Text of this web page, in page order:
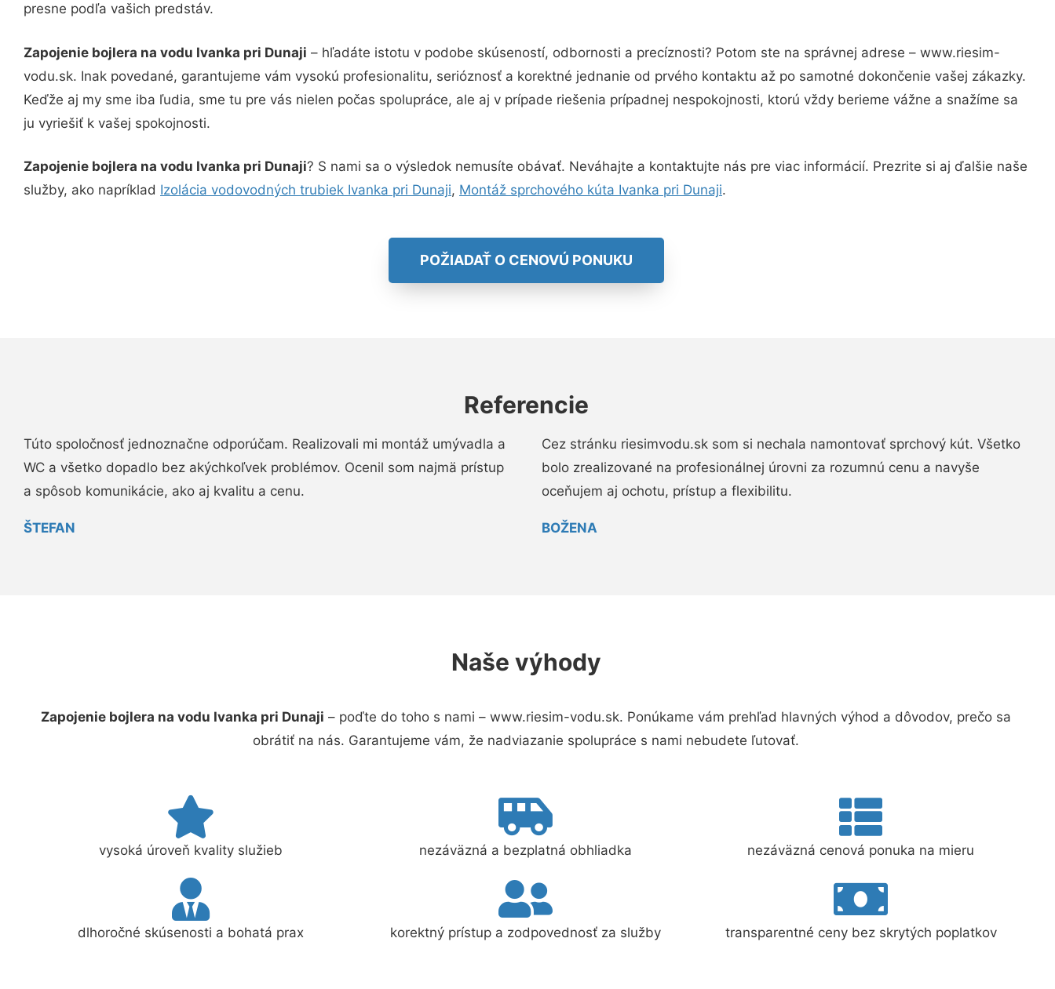
presne podľa vašich predstáv.
Zapojenie bojlera na vodu Ivanka pri Dunaji – hľadáte istotu v podobe skúseností, odbornosti a precíznosti? Potom ste na správnej adrese – www.riesim-
vodu.sk. Inak povedané, garantujeme vám vysokú profesionalitu, serióznosť a korektné jednanie od prvého kontaktu až po samotné dokončenie vašej zákazky.
Keďže aj my sme iba ľudia, sme tu pre vás nielen počas spolupráce, ale aj v prípade riešenia prípadnej nespokojnosti, ktorú vždy berieme vážne a snažíme sa
ju vyriešiť k vašej spokojnosti.
Zapojenie bojlera na vodu Ivanka pri Dunaji? S nami sa o výsledok nemusíte obávať. Neváhajte a kontaktujte nás pre viac informácií. Prezrite si aj ďalšie naše
služby, ako napríklad Izolácia vodovodných trubiek Ivanka pri Dunaji, Montáž sprchového kúta Ivanka pri Dunaji.
POŽIADAŤ O CENOVÚ PONUKU
Referencie
Túto spoločnosť jednoznačne odporúčam. Realizovali mi montáž umývadla a
WC a všetko dopadlo bez akýchkoľvek problémov. Ocenil som najmä prístup
a spôsob komunikácie, ako aj kvalitu a cenu.
ŠTEFAN
Cez stránku riesimvodu.sk som si nechala namontovať sprchový kút. Všetko
bolo zrealizované na profesionálnej úrovni za rozumnú cenu a navyše
oceňujem aj ochotu, prístup a flexibilitu.
BOŽENA
Naše výhody
Zapojenie bojlera na vodu Ivanka pri Dunaji – poďte do toho s nami – www.riesim-vodu.sk. Ponúkame vám prehľad hlavných výhod a dôvodov, prečo sa
obrátiť na nás. Garantujeme vám, že nadviazanie spolupráce s nami nebudete ľutovať.
vysoká úroveň kvality služieb nezáväzná a bezplatná obhliadka nezáväzná cenová ponuka na mieru
dlhoročné skúsenosti a bohatá prax korektný prístup a zodpovednosť za služby transparentné ceny bez skrytých poplatkov